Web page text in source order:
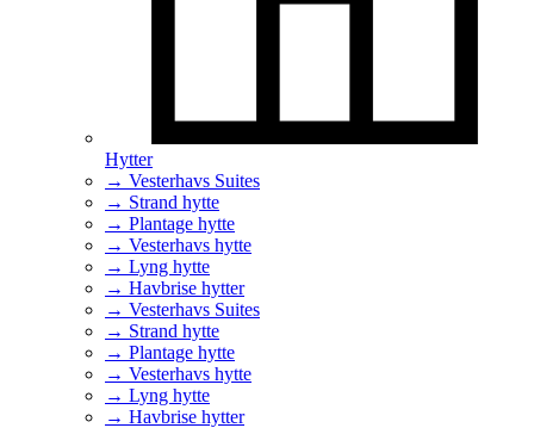
Hytter
→ Vesterhavs Suites
→ Strand hytte
→ Plantage hytte
→ Vesterhavs hytte
→ Lyng hytte
→ Havbrise hytter
→ Vesterhavs Suites
→ Strand hytte
→ Plantage hytte
→ Vesterhavs hytte
→ Lyng hytte
→ Havbrise hytter